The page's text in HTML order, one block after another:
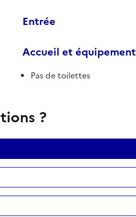
Entrée
Accueil et équipement
Pas de toilettes
?